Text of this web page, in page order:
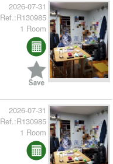
2026-07-31
Ref.:R130985
1 Room
2026-07-31
Ref.:R130985
1 Room